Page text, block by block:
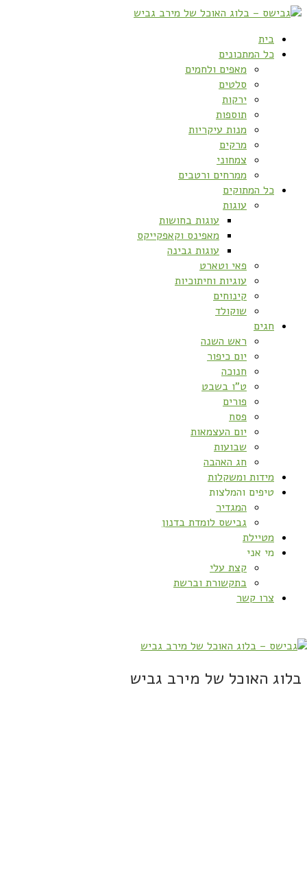
בית
כל המתכונים
מאפים ולחמים
סלטים
ירקות
תוספות
מנות עיקריות
מרקים
צמחוני
ממרחים ורטבים
כל המתוקים
עוגות
עוגות בחושות
מאפינס וקאפקייקס
עוגות גבינה
פאי וטארט
עוגיות וחיתוכיות
קינוחים
שוקולד
חגים
ראש השנה
יום כיפור
חנוכה
ט”ו בשבט
פורים
פסח
יום העצמאות
שבועות
חג האהבה
מידות ומשקלות
טיפים והמלצות
המגדיר
גבישס לומדת בדנון
מטיילת
מי אני
קצת עלי
בתקשורת וברשת
צרו קשר
בלוג האוכל של מירב גביש